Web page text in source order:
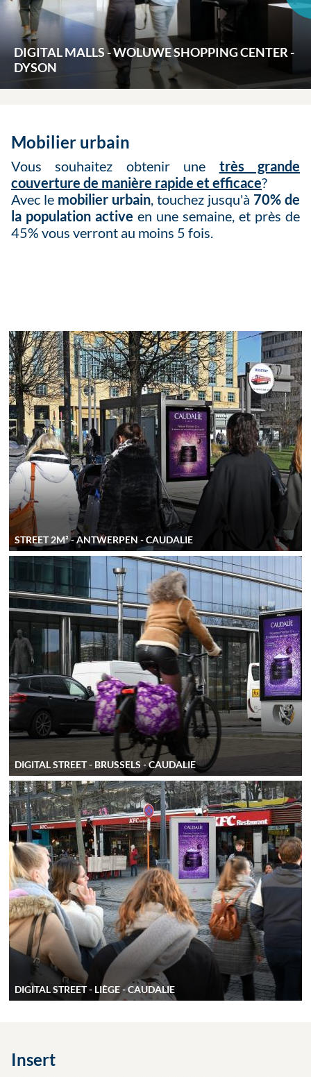
DIGITAL MALLS - WOLUWE SHOPPING CENTER -
DYSON
Mobilier urbain
Vous souhaitez obtenir une très grande
couverture de manière rapide et efficace?
Avec le mobilier urbain, touchez jusqu'à 70% de
la population active en une semaine, et près de
45% vous verront au moins 5 fois.
STREET 2M² - ANTWERPEN - CAUDALIE
DIGITAL STREET - BRUSSELS - CAUDALIE
DIGITAL STREET - LIÈGE - CAUDALIE
Insert